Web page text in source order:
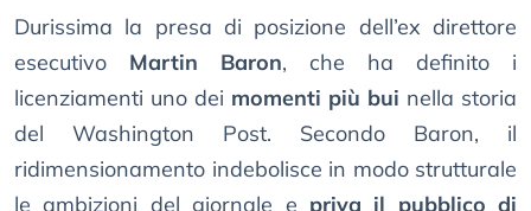
Durissima la presa di posizione dell’ex direttore
esecutivo Martin Baron, che ha definito i
licenziamenti uno dei momenti più bui nella storia
del Washington Post. Secondo Baron, il
ridimensionamento indebolisce in modo strutturale
le ambizioni del giornale e priva il pubblico di